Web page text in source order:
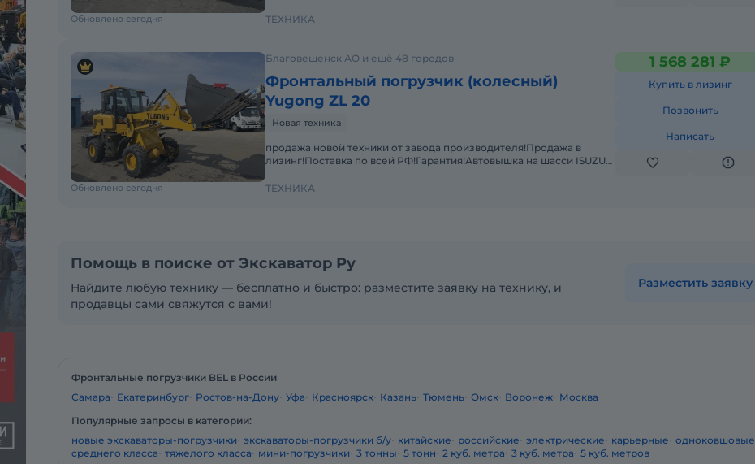
Обновлено сегодня ТЕХНИКА
Благовещенск АО и ещё 48 городов
Фронтальный погрузчик (колесный)
Yugong ZL 20
Новая техника
продажа новой техники от завода производителя!Продажа в
лизинг!Поставка по всей РФ!Гарантия!Автовышка на шасси ISUZU
1 568 281 ₽
Купить в лизинг
Позвонить
Написать
Обновлено сегодня ТЕХНИКА
Помощь в поиске от Экскаватор Ру
Найдите любую технику — бесплатно и быстро: разместите заявку на технику, и
продавцы сами свяжутся с вами!
Разместить заявку
Фронтальные погрузчики BEL в России
Самара
Екатеринбург Ростов-на-Дону Уфа Красноярск Казань Тюмень Омск Воронеж Москва
Популярные запросы в категории:
новые экскаваторы-погрузчики экскаваторы-погрузчики б/у китайские российские электрические карьерные одноковшовые
среднего класса тяжелого класса мини-погрузчики 3 тонны 5 тонн 2 куб. метра 3 куб. метра 5 куб. метров